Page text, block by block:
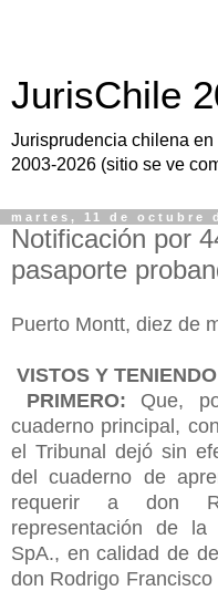
JurisChile
Jurisprudencia chilena
2003-2026 (sitio se ve
martes, 11 de octubre
Notificación por
pasaporte
Puerto Montt, diez de
VISTOS Y
PRIMERO: Que,
cuaderno principal,
el Tribunal dejó sin
del cuaderno de
requerir a don
representación de la
SpA., en calidad de
don Rodrigo